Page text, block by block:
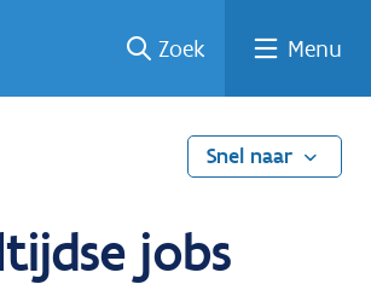
Zoek Menu
Snel naar
jobs